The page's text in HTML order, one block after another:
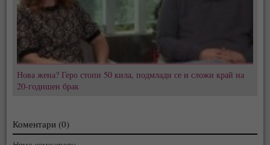
Нова жена? Геро стопи 50 кила, подмлади се и сложи край на
20-годишен брак
Коментари (0)